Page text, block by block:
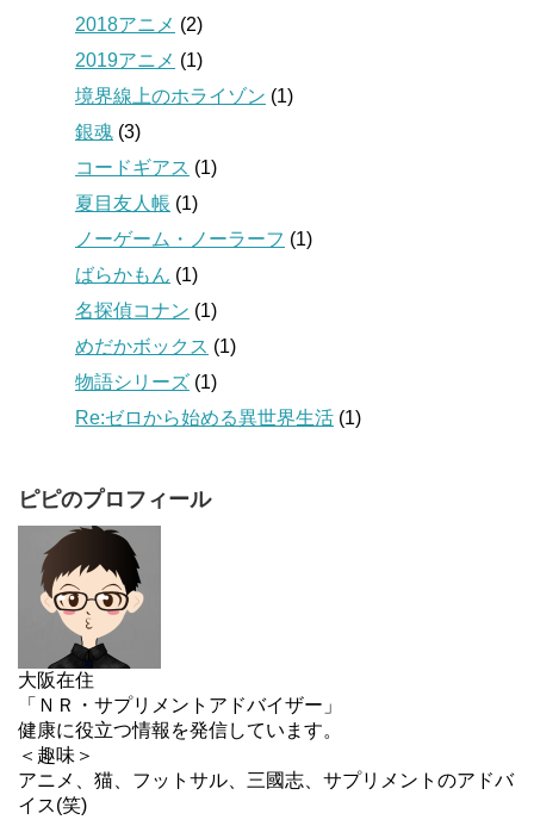
2018アニメ (2)
2019アニメ (1)
境界線上のホライゾン (1)
銀魂 (3)
コードギアス (1)
夏目友人帳 (1)
ノーゲーム・ノーラーフ (1)
ばらかもん (1)
名探偵コナン (1)
めだかボックス (1)
物語シリーズ (1)
Re:ゼロから始める異世界生活 (1)
ピピのプロフィール
大阪在住
「ＮＲ・サプリメントアドバイザー」
健康に役立つ情報を発信しています。
＜趣味＞
アニメ、猫、フットサル、三國志、サプリメントのアドバ
イス(笑)